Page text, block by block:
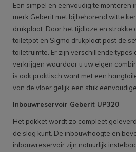
Een simpel en eenvoudig te monteren
merk Geberit met bijbehorend witte
drukplaat. Door het tijdloze en strakke
toiletpot en Sigma drukplaat past de
toiletruimte. Er zijn verschillende types
verkrijgen waardoor u uw eigen
is ook praktisch want met een
van de vloer gelijk een stuk
Inbouwreservoir Geberit UP320
Het pakket wordt zo compleet
de slag kunt. De inbouwhoogte en
inbouwreservoir zijn natuurlijk